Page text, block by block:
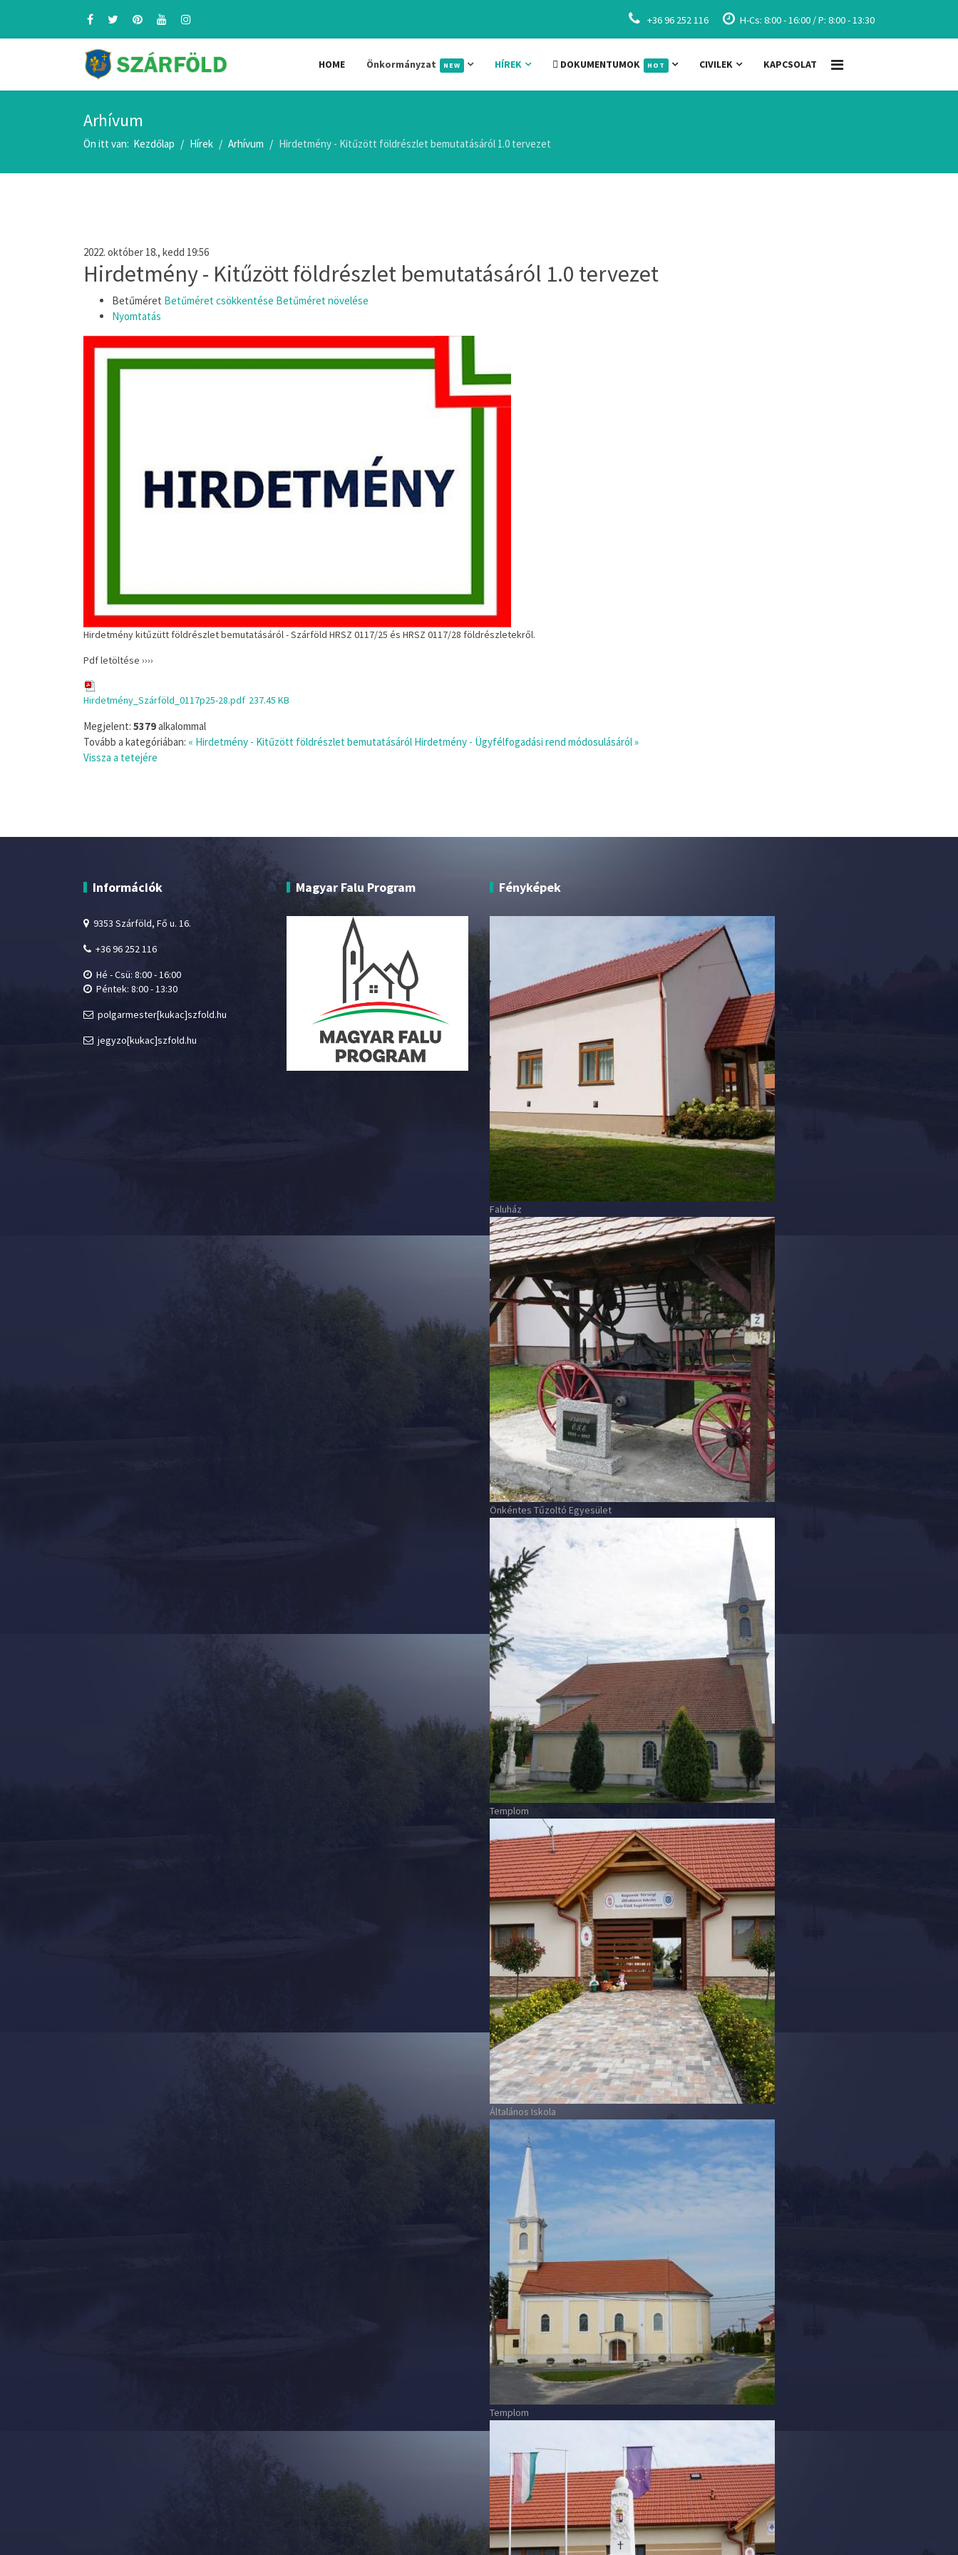
+36 96 252 116 H-Cs: 8:00 - 16:00 / P: 8:00 - 13:30
HOME Önkormányzat NEW HÍREK DOKUMENTUMOK HOT CIVILEK KAPCSOLAT
Arhívum
Ön itt van: Kezdőlap Hírek Arhívum Hirdetmény - Kitűzött földrészlet bemutatásáról 1.0 tervezet
2022. október 18., kedd 19:56
Hirdetmény - Kitűzött földrészlet bemutatásáról 1.0 tervezet
Betűméret Betűméret csökkentése Betűméret növelése
Nyomtatás
Hirdetmény kitűzütt földrészlet bemutatásáról - Szárföld HRSZ 0117/25 és HRSZ 0117/28 földrészletekről.
Pdf letöltése ››››
Hirdetmény_Szárföld_0117p25-28.pdf 237.45 KB
Megjelent: 5379alkalommal
Tovább a kategóriában: « Hirdetmény - Kitűzött földrészlet bemutatásáról Hirdetmény - Ügyfélfogadási rend módosulásáról »
Vissza a tetejére
Információk
9353 Szárföld, Fő u. 16.
+36 96 252 116
Hé - Csü: 8:00 - 16:00
Péntek: 8:00 - 13:30
polgarmester[kukac]szfold.hu
jegyzo[kukac]szfold.hu
Magyar Falu Program Fényképek
Faluház
Önkéntes Tűzoltó Egyesület
Templom
Általános Iskola
Templom